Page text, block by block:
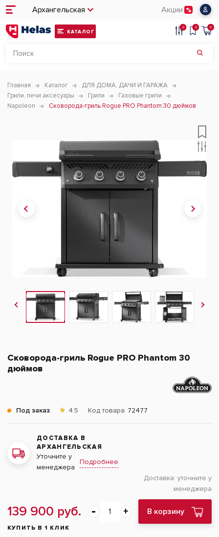
Архангельская Акции
КАТАЛОГ
0 0 0
Главная Каталог
ДЛЯ ДОМА, ДАЧИ И ГАРАЖА
Грили, печи аксесуары
Грили
Газовые грили
Napoleon
Сковорода-гриль Rogue PRO Phantom 30 дюймов
Сковорода-гриль Rogue PRO Phantom 30
дюймов
Под заказ 4.5 Код товара 72477
ДОСТАВКА В
АРХАНГЕЛЬСКАЯ
Уточните у
менеджера
Подробнее
Доставка: уточните у
менеджера
139 900 руб. В корзину
КУПИТЬ В 1 КЛИК